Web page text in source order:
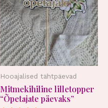
Hooajalised tähtpäevad
Mitmekihiline lilletopper
“Õpetajate päevaks”